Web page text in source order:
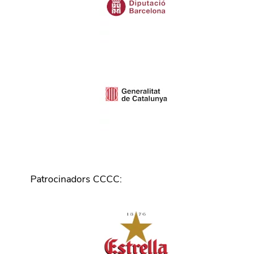
Patrocinadors CCCC: